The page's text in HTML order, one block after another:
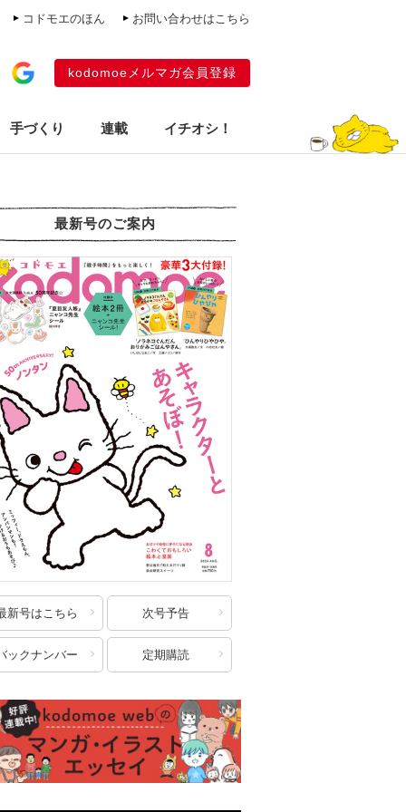
コドモエのほん お問い合わせはこちら
kodomoeメルマガ会員登録
手づくり 連載 イチオシ！
最新号のご案内
新号はこちら 次号予告
ックナンバー 定期購読